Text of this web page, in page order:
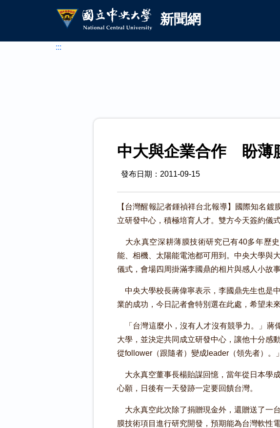
國立中央大學新聞網新聞網
:::
中大與企業合作 盼薄
發布日期：2011-09-15
【台灣醒報記者鍾禎祥台北報導】國際知名
立研發中心，積極培育人才。雙方今天簽約儀
大永真空深耕薄膜技術研究已有40多年歷
能、相機、太陽能電池都可用到。中央大學與
儀式，會場四周掛滿李國鼎的相片與感人小故事
中央大學校長蔣偉寧表示，李國鼎先生也是
業的成功，今日記者會特別選在此處，希望未
「台灣這麼小，沒有人才沒有競爭力。」蔣
大學，並決定共同成立研發中心，讓他十分感
從follower（跟隨者）變成leader（領先者）。」
大永真空董事長楊貽謀回憶，當年從日本學
心願，日後有一天發跡一定要回饋台灣。
大永真空此次除了捐贈現金外，還贈送了一
膜技術項目進行研究開發，預期能為台灣軟性